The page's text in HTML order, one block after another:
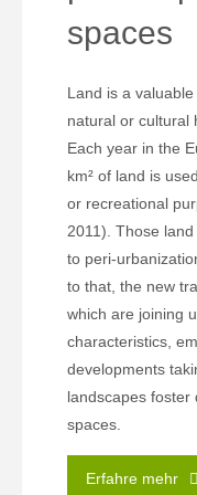
spaces
Land is a
natural or cultural
Each year in the
km² of land is
or recreational
2011). Those
to peri-
to that, the new
which are joining
characteristics,
developments
landscapes foster
spaces.
Erfahre mehr